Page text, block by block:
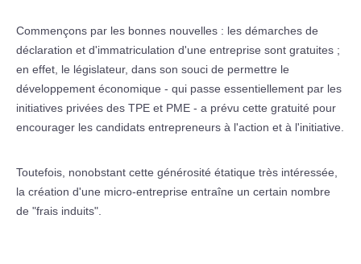
Commençons par les bonnes nouvelles : les démarches de
déclaration et d'immatriculation d'une entreprise sont gratuites ;
en effet, le législateur, dans son souci de permettre le
développement économique - qui passe essentiellement par les
initiatives privées des TPE et PME - a prévu cette gratuité pour
encourager les candidats entrepreneurs à l'action et à l'initiative.
Toutefois, nonobstant cette générosité étatique très intéressée,
la création d'une micro-entreprise entraîne un certain nombre
de "frais induits".